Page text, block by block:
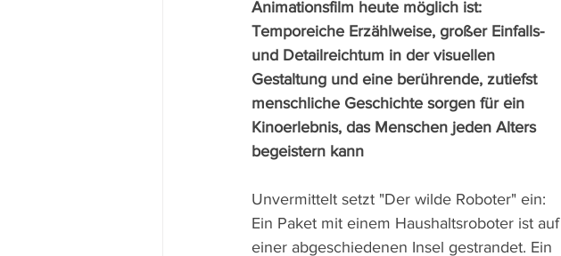
Animationsfilm heute möglich ist:
Temporeiche Erzählweise, großer Einfalls-
und Detailreichtum in der visuellen
Gestaltung und eine berührende, zutiefst
menschliche Geschichte sorgen für ein
Kinoerlebnis, das Menschen jeden Alters
begeistern kann
Unvermittelt setzt "Der wilde Roboter" ein:
Ein Paket mit einem Haushaltsroboter ist auf
einer abgeschiedenen Insel gestrandet. Ein